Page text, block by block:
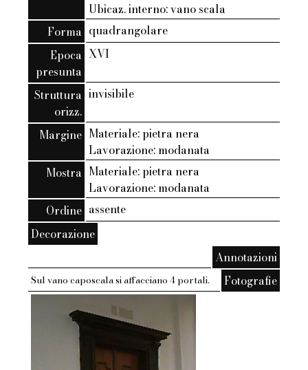
Ubicaz. interno: vano scala
Forma quadrangolare
Epoca
presunta
XVI
Struttura
orizz.
invisibile
Margine Materiale: pietra nera
Lavorazione: modanata
Mostra Materiale: pietra nera
Lavorazione: modanata
Ordine assente
Decorazione
Annotazioni
Sul vano caposcala si affacciano 4 portali. Fotografie